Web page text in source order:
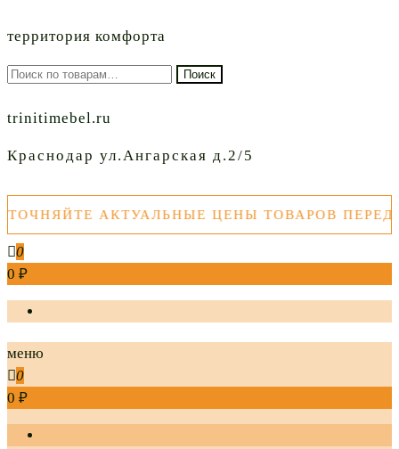
территория комфорта
Искать: Поиск
trinitimebel.ru
Краснодар ул.Ангарская д.2/5
АКТУАЛЬНЫЕ ЦЕНЫ ТОВАРОВ ПЕРЕД
0
0 ₽
меню
0
0 ₽